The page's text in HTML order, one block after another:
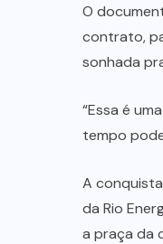
O
contrato,
sonhada
“Essa é
tempo
A
da Rio
a praça da